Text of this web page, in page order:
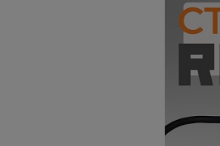
Фанера